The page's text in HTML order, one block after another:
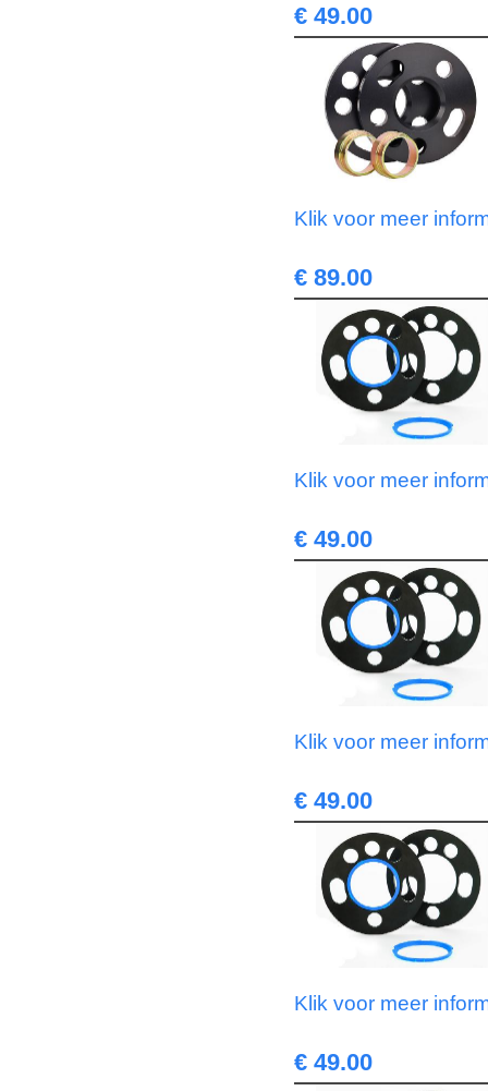
€ 49.00
Klik voor meer
€ 89.00
Klik voor meer
€ 49.00
Klik voor meer
€ 49.00
Klik voor meer
€ 49.00